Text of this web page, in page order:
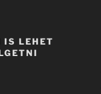
IS LEHET